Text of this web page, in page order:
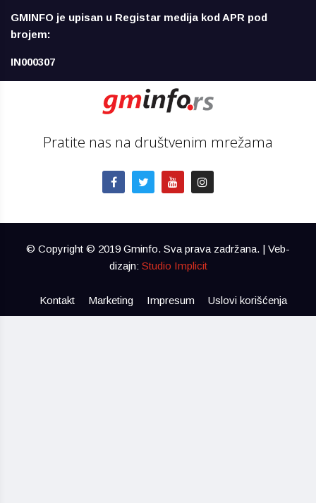
GMINFO je upisan u Registar medija kod APR pod
brojem:
IN000307
Pratite nas na društvenim mrežama
© Copyright © 2019 Gminfo. Sva prava zadržana. | Veb-
dizajn: Studio Implicit
Kontakt Marketing Impresum Uslovi korišćenja